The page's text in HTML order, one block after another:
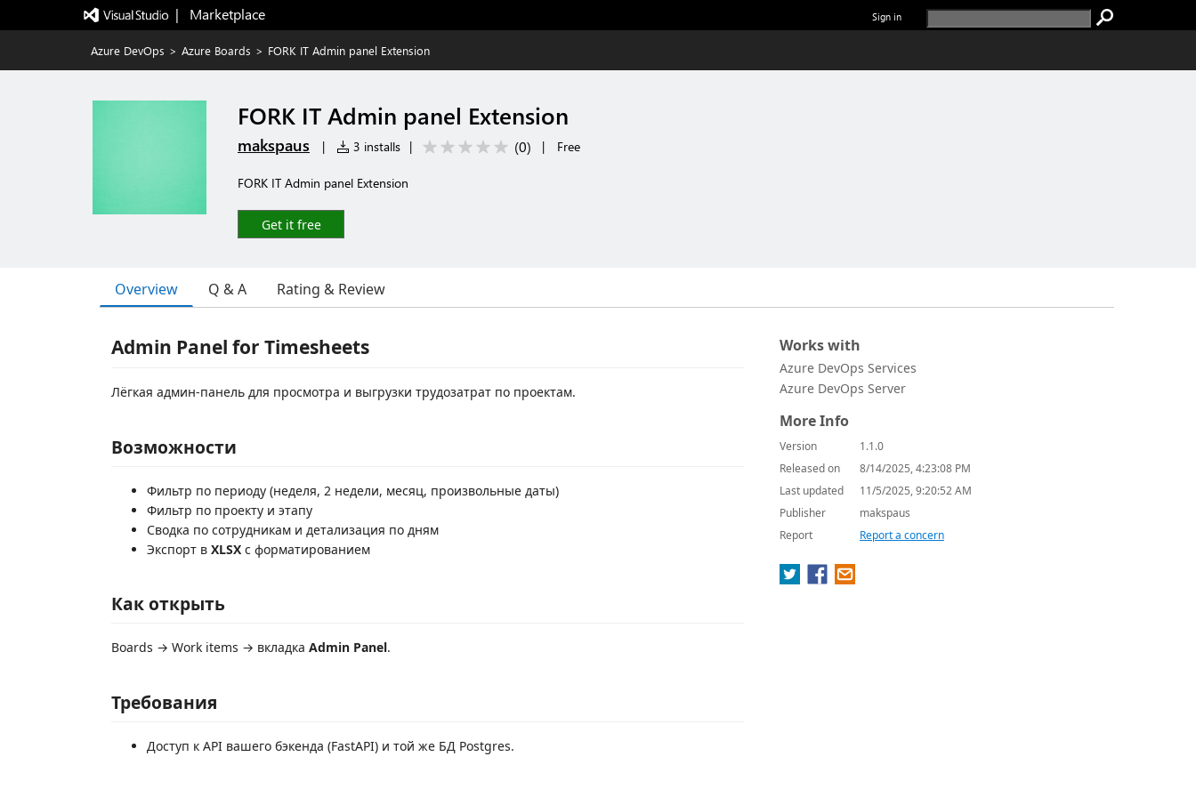
|   Marketplace Sign in
Azure DevOps > Azure Boards > FORK IT Admin panel Extension
FORK IT Admin panel Extension
makspaus | 3 installs | (0) | Free
FORK IT Admin panel Extension
Get it free
Overview Q & A Rating & Review
Admin Panel for Timesheets
Лёгкая админ‑панель для просмотра и выгрузки трудозатрат по проектам.
Возможности
Фильтр по периоду (неделя, 2 недели, месяц, произвольные даты)
Фильтр по проекту и этапу
Сводка по сотрудникам и детализация по дням
Экспорт в XLSX с форматированием
Как открыть
Boards → Work items → вкладка Admin Panel.
Требования
Доступ к API вашего бэкенда (FastAPI) и той же БД Postgres.
Works with
Azure DevOps Services
Azure DevOps Server
More Info
Version
1.1.0
Released on
8/14/2025, 4:23:08 PM
Last updated
11/5/2025, 9:20:52 AM
Publisher
makspaus
Report
Report a concern